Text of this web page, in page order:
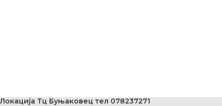
Локација Тц Буњаковец тел 078237271